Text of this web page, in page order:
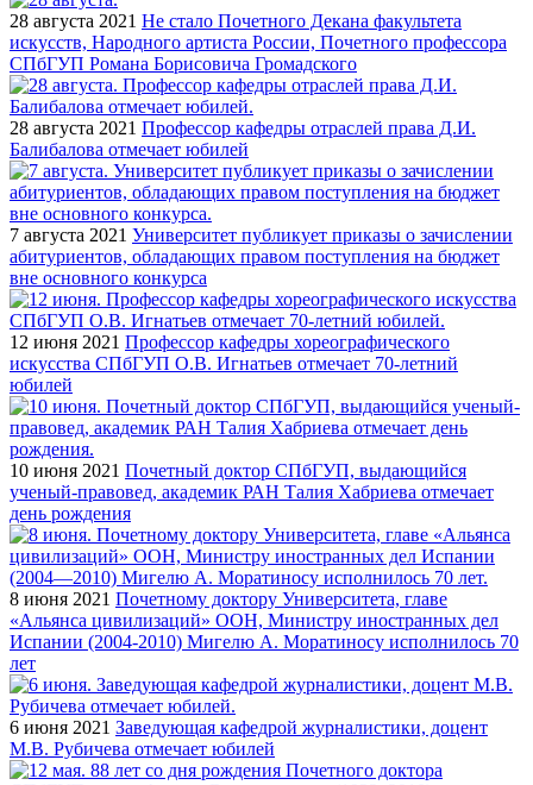
28 августа 2021 Не стало Почетного Декана факультета
искусств, Народного артиста России, Почетного профессора
СПбГУП Романа Борисовича Громадского
28 августа 2021 Профессор кафедры отраслей права Д.И.
Балибалова отмечает юбилей
7 августа 2021 Университет публикует приказы о зачислении
абитуриентов, обладающих правом поступления на бюджет
вне основного конкурса
12 июня 2021 Профессор кафедры хореографического
искусства СПбГУП О.В. Игнатьев отмечает 70-летний
юбилей
10 июня 2021 Почетный доктор СПбГУП, выдающийся
ученый-правовед, академик РАН Талия Хабриева отмечает
день рождения
8 июня 2021 Почетному доктору Университета, главе
«Альянса цивилизаций» ООН, Министру иностранных дел
Испании (2004-2010) Мигелю А. Моратиносу исполнилось 70
лет
6 июня 2021 Заведующая кафедрой журналистики, доцент
М.В. Рубичева отмечает юбилей